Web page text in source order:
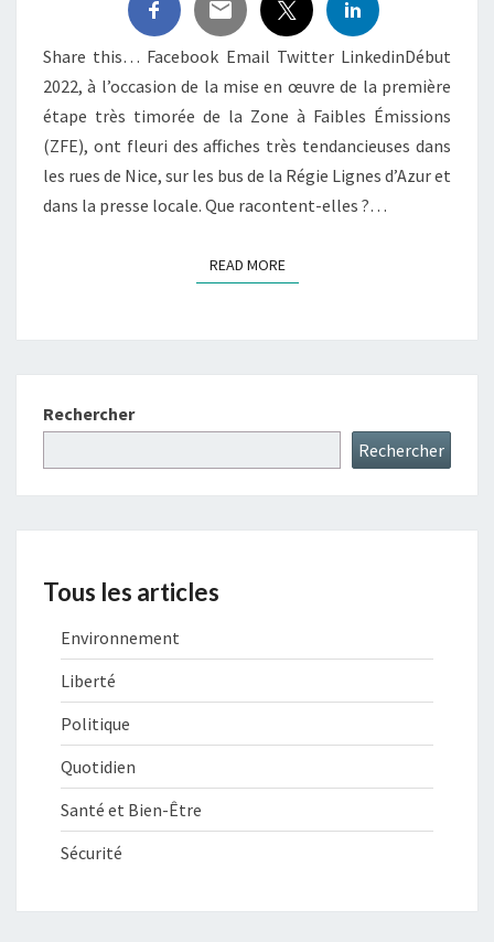
Share this… Facebook Email Twitter LinkedinDébut
2022, à l’occasion de la mise en œuvre de la première
étape très timorée de la Zone à Faibles Émissions
(ZFE), ont fleuri des affiches très tendancieuses dans
les rues de Nice, sur les bus de la Régie Lignes d’Azur et
dans la presse locale. Que racontent-elles ?…
READ MOREREAD MORE
Rechercher
Rechercher
Tous les articles
Environnement
Liberté
Politique
Quotidien
Santé et Bien-Être
Sécurité